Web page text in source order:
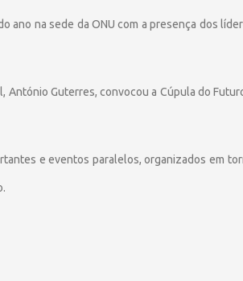
ano na sede da ONU com a presença dos
António Guterres, convocou a Cúpula do
e eventos paralelos, organizados em